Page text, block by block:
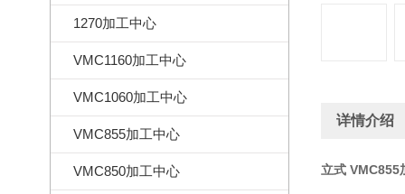
1270加工中心
VMC1160加工中心
VMC1060加工中心
VMC855加工中心
VMC850加工中心
详情介绍
立式 VMC855